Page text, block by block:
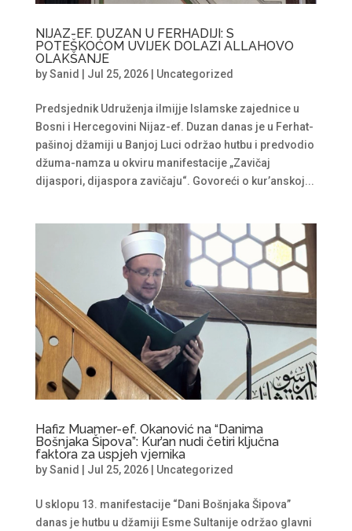
NIJAZ-EF. DUZAN U FERHADIJI: S
POTEŠKOĆOM UVIJEK DOLAZI ALLAHOVO
OLAKŠANJE
bySanid Jul 25, 2026| Uncategorized
Predsjednik Udruženja ilmijje Islamske zajednice u
Bosni i Hercegovini Nijaz-ef. Duzan danas je u Ferhat-
pašinoj džamiji u Banjoj Luci održao hutbu i predvodio
džuma-namza u okviru manifestacije „Zavičaj
dijaspori, dijaspora zavičaju“. Govoreći o kur’anskoj...
Hafiz Muamer-ef. Okanović na “Danima
Bošnjaka Šipova”: Kur’an nudi četiri ključna
faktora za uspjeh vjernika
bySanid Jul 25, 2026| Uncategorized
U sklopu 13. manifestacije “Dani Bošnjaka Šipova”
danas je hutbu u džamiji Esme Sultanije održao glavni